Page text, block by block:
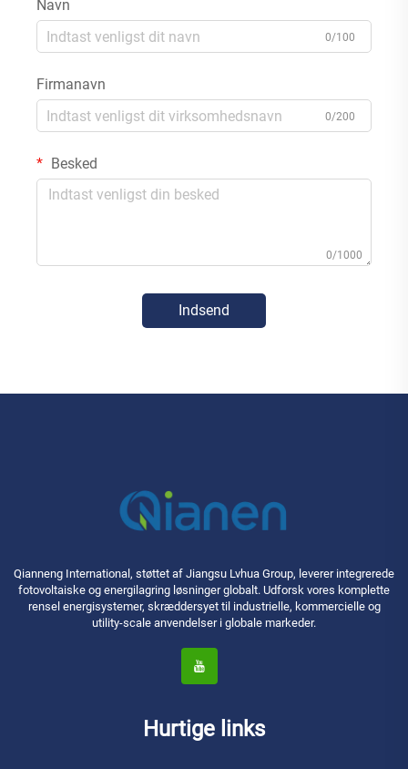
Navn
0/100
Firmanavn
0/200
Besked
0/1000
Indsend
Qianneng International, støttet af Jiangsu Lvhua Group, leverer integrerede
fotovoltaiske og energilagring løsninger globalt. Udforsk vores komplette
rensel energisystemer, skræddersyet til industrielle, kommercielle og
utility-scale anvendelser i globale markeder.
Hurtige links